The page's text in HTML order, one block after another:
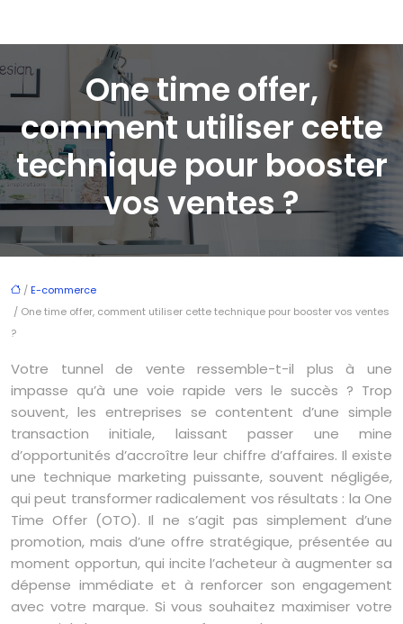
One time offer,
comment utiliser cette
technique pour booster
vos ventes ?
/ E-commerce
/ One time offer, comment utiliser cette technique pour booster vos ventes
?
Votre tunnel de vente ressemble-t-il plus à une
impasse qu’à une voie rapide vers le succès ? Trop
souvent, les entreprises se contentent d’une simple
transaction initiale, laissant passer une mine
d’opportunités d’accroître leur chiffre d’affaires. Il existe
une technique marketing puissante, souvent négligée,
qui peut transformer radicalement vos résultats : la One
Time Offer (OTO). Il ne s’agit pas simplement d’une
promotion, mais d’une offre stratégique, présentée au
moment opportun, qui incite l’acheteur à augmenter sa
dépense immédiate et à renforcer son engagement
avec votre marque. Si vous souhaitez maximiser votre